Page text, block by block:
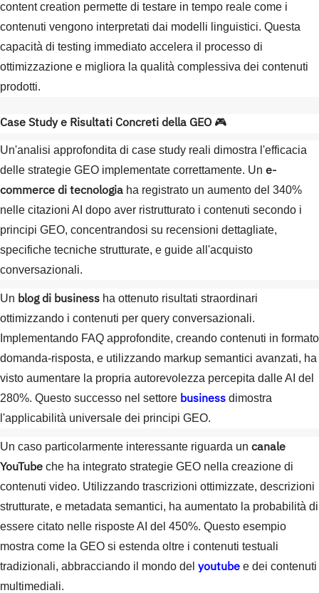
content creation permette di testare in tempo reale come i
contenuti vengono interpretati dai modelli linguistici. Questa
capacità di testing immediato accelera il processo di
ottimizzazione e migliora la qualità complessiva dei contenuti
prodotti.
Case Study e Risultati Concreti della GEO 🎮
Un'analisi approfondita di case study reali dimostra l'efficacia
delle strategie GEO implementate correttamente. Un e-
commerce di tecnologia ha registrato un aumento del 340%
nelle citazioni AI dopo aver ristrutturato i contenuti secondo i
principi GEO, concentrandosi su recensioni dettagliate,
specifiche tecniche strutturate, e guide all'acquisto
conversazionali.
Un blog di business ha ottenuto risultati straordinari
ottimizzando i contenuti per query conversazionali.
Implementando FAQ approfondite, creando contenuti in formato
domanda-risposta, e utilizzando markup semantici avanzati, ha
visto aumentare la propria autorevolezza percepita dalle AI del
280%. Questo successo nel settore business dimostra
l'applicabilità universale dei principi GEO.
Un caso particolarmente interessante riguarda un canale
YouTube che ha integrato strategie GEO nella creazione di
contenuti video. Utilizzando trascrizioni ottimizzate, descrizioni
strutturate, e metadata semantici, ha aumentato la probabilità di
essere citato nelle risposte AI del 450%. Questo esempio
mostra come la GEO si estenda oltre i contenuti testuali
tradizionali, abbracciando il mondo del youtube e dei contenuti
multimediali.